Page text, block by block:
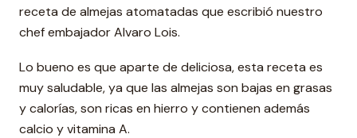
receta de almejas atomatadas que escribió nuestro
chef embajador Alvaro Lois.
Lo bueno es que aparte de deliciosa, esta receta es
muy saludable, ya que las almejas son bajas en grasas
y calorías, son ricas en hierro y contienen además
calcio y vitamina A.